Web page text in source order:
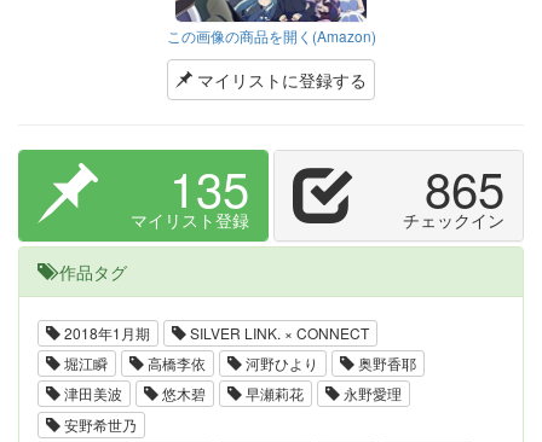
この画像の商品を開く(Amazon)
マイリストに登録する
135
マイリスト登録 865
チェックイン
作品タグ
2018年1月期
SILVER LINK. × CONNECT
堀江瞬
高橋李依 河野ひより
奥野香耶
津田美波
悠木碧 早瀬莉花
永野愛理
安野希世乃